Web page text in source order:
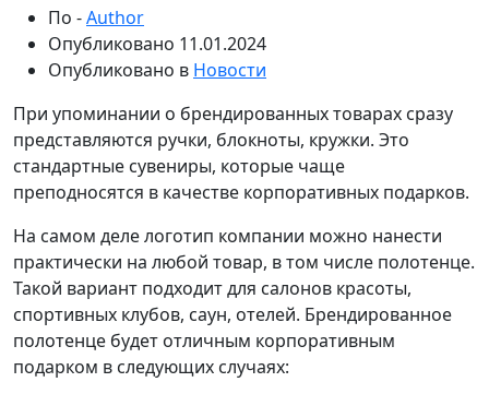
По -Author
Опубликовано 11.01.2024
Опубликовано в Новости
При упоминании о брендированных товарах сразу
представляются ручки, блокноты, кружки. Это
стандартные сувениры, которые чаще
преподносятся в качестве корпоративных подарков.
На самом деле логотип компании можно нанести
практически на любой товар, в том числе полотенце.
Такой вариант подходит для салонов красоты,
спортивных клубов, саун, отелей. Брендированное
полотенце будет отличным корпоративным
подарком в следующих случаях: